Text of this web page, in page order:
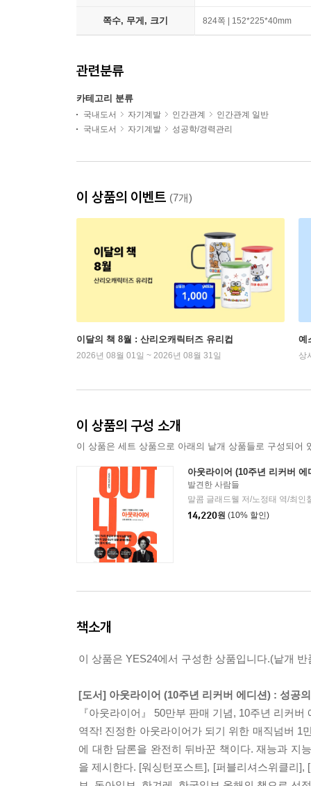
쪽수, 무게, 크기 824쪽 | 152*225*40mm
관련분류
카테고리 분류
국내도서 자기계발 인간관계
인간관계 일반
국내도서
자기계발 성공학/경력관리
이 상품의 이벤트 (7개)
이달의 책 8월 : 산리오캐릭터즈 유리컵
2026년 08월 01일 ~ 2026년 08월 31일
예
상
이 상품의 구성 소개
이 상품은 세트 상품으로 아래의 낱개 상품들로 구성되어
아웃라이어 (10주년 리커버 에
발견한 사람들
말콤 글래드웰 저/노정태 역/최인
14,220원 (10% 할인)
책소개
이 상품은 YES24에서 구성한 상품입니다.(낱개 반
[도서] 아웃라이어 (10주년 리커버 에디션) : 성공
『아웃라이어』 50만부 판매 기념, 10주년 리커
역작! 진정한 아웃라이어가 되기 위한 매직넘버 1
에 대한 담론을 완전히 뒤바꾼 책이다. 재능과 지
을 제시한다. [워싱턴포스트], [퍼블리셔스위클리